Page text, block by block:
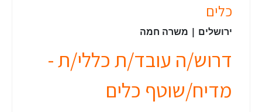
כלים
ירושלים | משרה חמה
דרוש/ה עובד/ת כללי/ת -
מדיח/שוטף כלים